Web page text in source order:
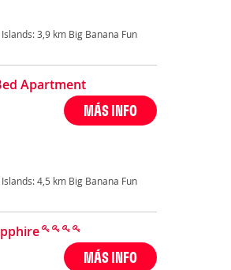
3,9 km Big Banana Fun
Apartment
MÁS INFO
4,5 km Big Banana Fun
MÁS INFO